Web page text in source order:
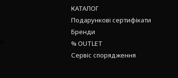
КАТАЛОГ
Подарункові сертифікати
Бренди
% OUTLET
Сервіс спорядження